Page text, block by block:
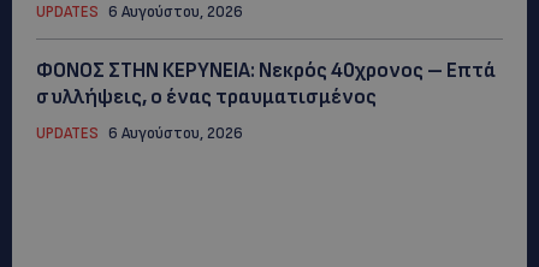
UPDATES 6 Αυγούστου, 2026
ΦΟΝΟΣ ΣΤΗΝ ΚΕΡΥΝΕΙΑ: Νεκρός 40χρονος – Επτά
συλλήψεις, ο ένας τραυματισμένος
UPDATES 6 Αυγούστου, 2026